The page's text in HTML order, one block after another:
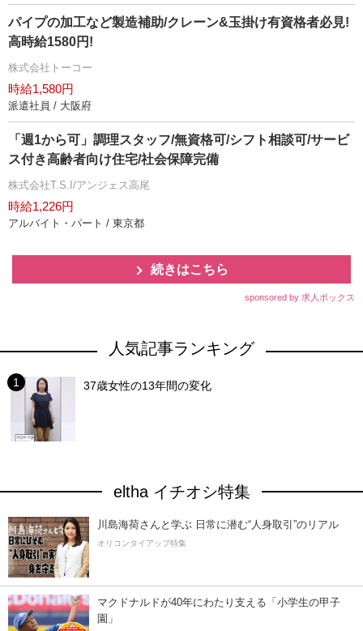
パイプの加工など製造補助/クレーン&玉掛け有資格者必見!
高時給1580円!
株式会社トーコー
時給1,580円
派遣社員 / 大阪府
「週1から可」調理スタッフ/無資格可/シフト相談可/サービ
ス付き高齢者向け住宅/社会保障完備
株式会社T.S.I/アンジェス高尾
時給1,226円
アルバイト・パート / 東京都
続きはこちら
sponsored by 求人ボックス
人気記事ランキング
37歳女性の13年間の変化
eltha イチオシ特集
川島海荷さんと学ぶ 日常に潜む“人身取引”のリアル
オリコンタイアップ特集
マクドナルドが40年にわたり支える「小学生の甲子
園」